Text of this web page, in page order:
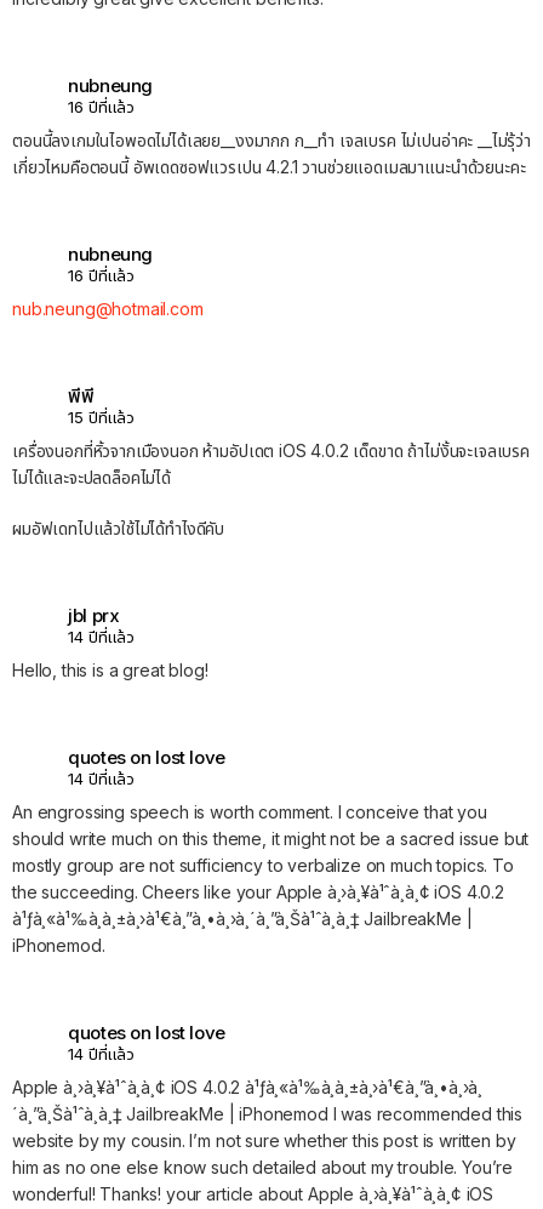
nubneung
16 ปีที่แล้ว
ตอนนี้ลงเกมในไอพอดไม่ได้เลยย__งงมากก ก__ทำ เจลเบรค ไม่เปนอ่าคะ __ไม่รุ้ว่า
เกี่ยวไหมคือตอนนี้ อัพเดดซอฟแวรเปน 4.2.1 วานช่วยแอดเมลมาแนะนำด้วยนะคะ
nubneung
16 ปีที่แล้ว
nub.neung@hotmail.com
พีพี
15 ปีที่แล้ว
เครื่องนอกที่หิ้วจากเมืองนอก ห้ามอัปเดต iOS 4.0.2 เด็ดขาด ถ้าไม่งั้นจะเจลเบรค
ไม่ได้และจะปลดล็อคไม่ได้
ผมอัฟเดทไปแล้วใช้ไม่ได้ทำไงดีคับ
jbl prx
14 ปีที่แล้ว
Hello, this is a great blog!
quotes on lost love
14 ปีที่แล้ว
An engrossing speech is worth comment. I conceive that you
should write much on this theme, it might not be a sacred issue but
mostly group are not sufficiency to verbalize on much topics. To
the succeeding. Cheers like your Apple à¸›à¸¥à¹ˆà¸­à¸¢ iOS 4.0.2
à¹ƒà¸«à¹‰à¸­à¸±à¸›à¹€à¸”à¸•à¸›à¸´à¸”à¸Šà¹ˆà¸­à¸‡ JailbreakMe |
iPhonemod.
quotes on lost love
14 ปีที่แล้ว
Apple à¸›à¸¥à¹ˆà¸­à¸¢ iOS 4.0.2 à¹ƒà¸«à¹‰à¸­à¸±à¸›à¹€à¸”à¸•à¸›à¸
´à¸”à¸Šà¹ˆà¸­à¸‡ JailbreakMe | iPhonemod I was recommended this
website by my cousin. I’m not sure whether this post is written by
him as no one else know such detailed about my trouble. You’re
wonderful! Thanks! your article about Apple à¸›à¸¥à¹ˆà¸­à¸¢ iOS